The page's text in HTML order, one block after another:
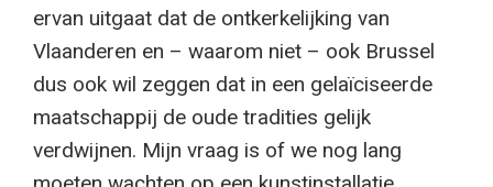
ervan uitgaat dat de ontkerkelijking van
Vlaanderen en – waarom niet – ook Brussel
dus ook wil zeggen dat in een gelaïciseerde
maatschappij de oude tradities gelijk
verdwijnen. Mijn vraag is of we nog lang